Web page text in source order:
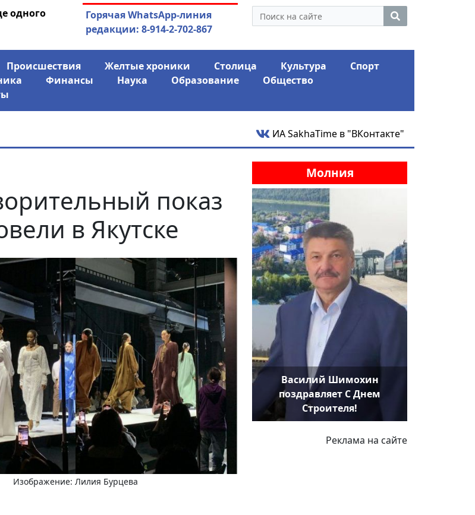
одного
04.08.2026Маринычев у Путина: смотрины или
антикризисный разбор?
04.08.2026
заявил о
Горячая WhatsApp-линия
редакции: 8-914-2-702-867
Происшествия Желтые хроники Столица Культура
Спорт
Финансы Наука Образование
Общество
ИА SakhaTime в "ВКонтакте"
показ
в Якутске
Изображение: Лилия Бурцева
Молния
Василий Шимохин
поздравляет С Днем
Строителя!
Реклама на сайте